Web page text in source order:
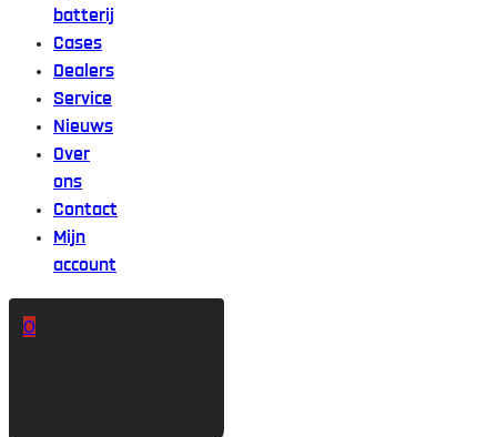
batterij
Cases
Dealers
Service
Nieuws
Over
ons
Contact
Mijn
account
0